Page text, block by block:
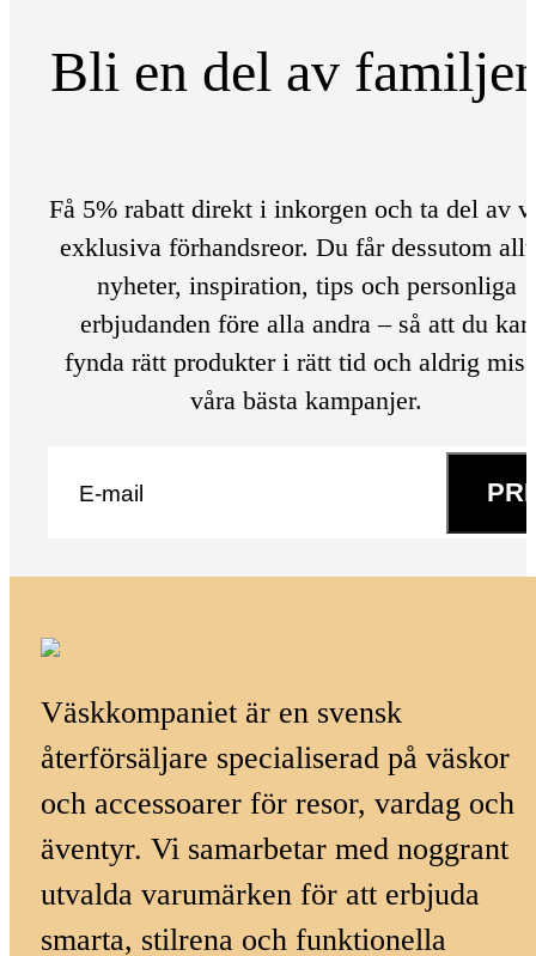
Bli en del av
Få 5% rabatt direkt i inkorgen och ta del av
exklusiva förhandsreor. Du får dessutom
nyheter, inspiration, tips och personliga
erbjudanden före alla andra – så att du kan
fynda rätt produkter i rätt tid och aldrig
våra bästa kampanjer.
Väskkompaniet är en svensk
återförsäljare specialiserad på väskor
och accessoarer för resor, vardag och
äventyr. Vi samarbetar med noggrant
utvalda varumärken för att erbjuda
smarta, stilrena och funktionella